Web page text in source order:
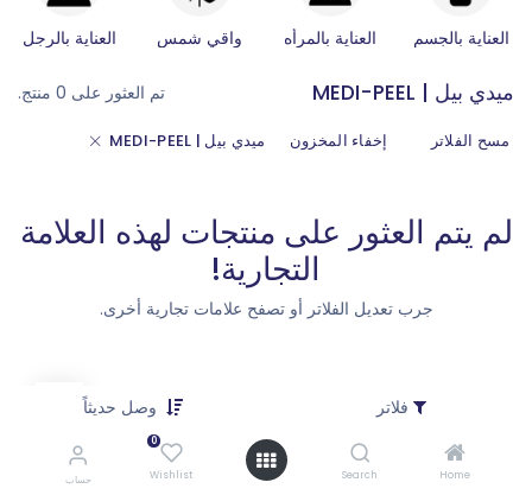
فلاتر وصل حديثاً
Home
Search
0
Wishlist حساب
العناية بالجسم العناية بالمرأه واقي شمس العناية بالرجل
ميدي بيل | MEDI-PEEL تم العثور على 0 منتج.
مسح الفلاتر إخفاء المخزون ميدي بيل | MEDI-PEEL
لم يتم العثور على منتجات لهذه العلامة
التجارية!
جرب تعديل الفلاتر أو تصفح علامات تجارية أخرى.
كيف يمكننا مساعدتك؟